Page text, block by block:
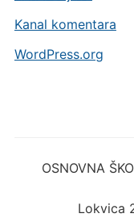
Kanal komentara
WordPress.org
OSNOVNA
Lokvica